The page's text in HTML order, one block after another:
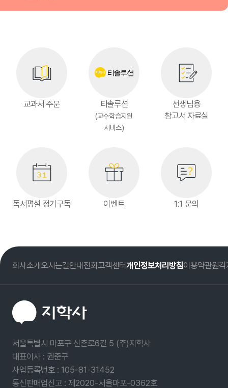
교과서 주문 티솔루션
(교수학습지원
서비스)
선생님용
참고서 자료실
독서평설 정기구독 이벤트 1:1 문의
회사소개오시는길안내전화고객센터개인정보처리방침이용약관원격
서울특별시 마포구 신촌로6길 5 (주)지학사
대표이사 : 권준구
사업등록번호 : 105-81-31452
통신판매업신고 : 제2020-서울마포-0362호